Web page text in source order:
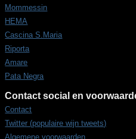
Mommessin
HEMA
Cascina S.Maria
Riporta
Amare
Pata Negra
Contact social en
Contact
Twitter (populaire wijn tweets)
Algemene voorwaarden